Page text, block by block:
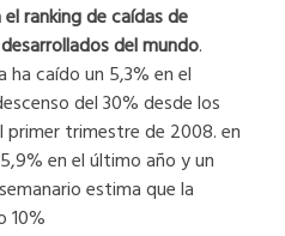
ranking de caídas de
del mundo.
ha caído un 5,3% en el
del 30% desde los
trimestre de 2008. en
en el último año y un
estima que la
10%